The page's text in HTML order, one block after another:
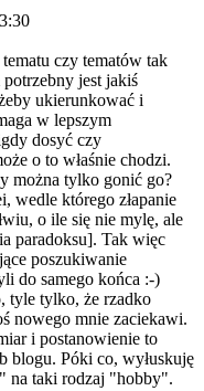
czy tematów tak
jest jakiś
ukierunkować i
w lepszym
dosyć czy
o to właśnie chodzi.
można tylko gonić go?
wedle którego złapanie
o ile się nie mylę, ale
paradoksu]. Tak więc
poszukiwanie
do samego końca :-)
tyle tylko, że rzadko
nowego mnie zaciekawi.
i postanowienie to
blogu. Póki co, wyłuskuję
na taki rodzaj "hobby".